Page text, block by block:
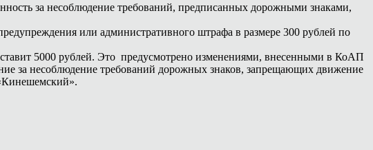
за несоблюдение требований, предписанных дорожными знаками,
или административного штрафа в размере 300 рублей по
5000 рублей. Это предусмотрено изменениями, внесенными в КоАП
за несоблюдение требований дорожных знаков, запрещающих движение